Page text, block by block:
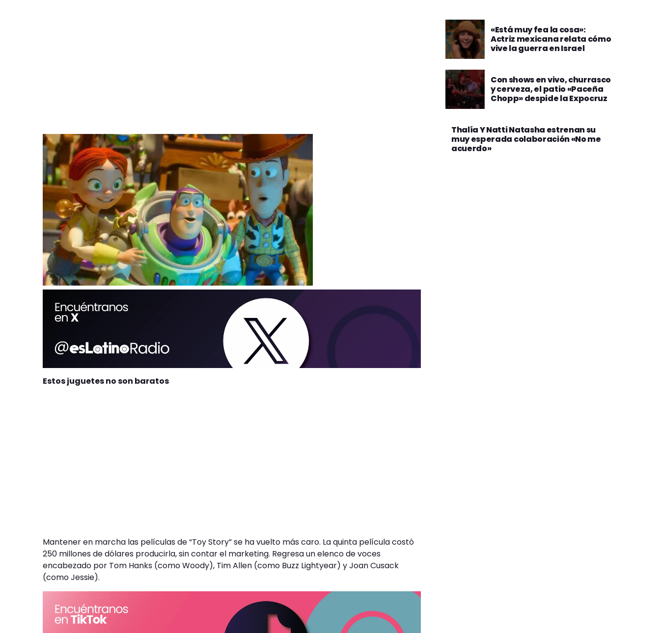
Estos juguetes no son baratos
Mantener en marcha las películas de “Toy Story” se ha vuelto más caro. La quinta película costó
250 millones de dólares producirla, sin contar el marketing. Regresa un elenco de voces
encabezado por Tom Hanks (como Woody), Tim Allen (como Buzz Lightyear) y Joan Cusack
(como Jessie).
«Está muy fea la cosa»:
Actriz mexicana relata cómo
vive la guerra en Israel
Con shows en vivo, churrasco
y cerveza, el patio «Paceña
Chopp» despide la Expocruz
Thalía Y Natti Natasha estrenan su
muy esperada colaboración «No me
acuerdo»